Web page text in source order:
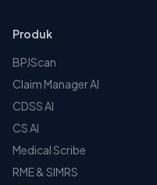
Produk
BPJScan
Claim Manager AI
CDSS AI
CS AI
Medical Scribe
RME & SIMRS